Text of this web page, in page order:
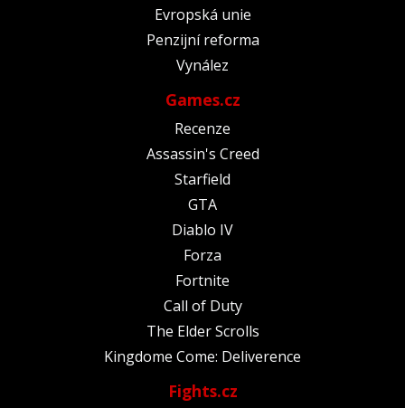
Evropská unie
Penzijní reforma
Vynález
Games.cz
Recenze
Assassin's Creed
Starfield
GTA
Diablo IV
Forza
Fortnite
Call of Duty
The Elder Scrolls
Kingdome Come: Deliverence
Fights.cz